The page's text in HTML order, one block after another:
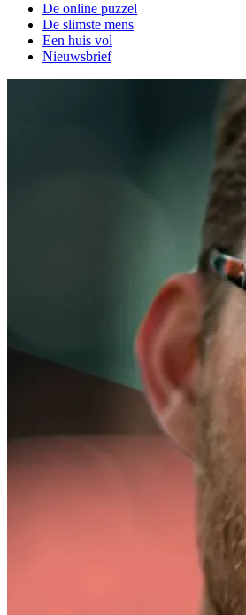
De online puzzel
De slimste mens
Een huis vol
Nieuwsbrief